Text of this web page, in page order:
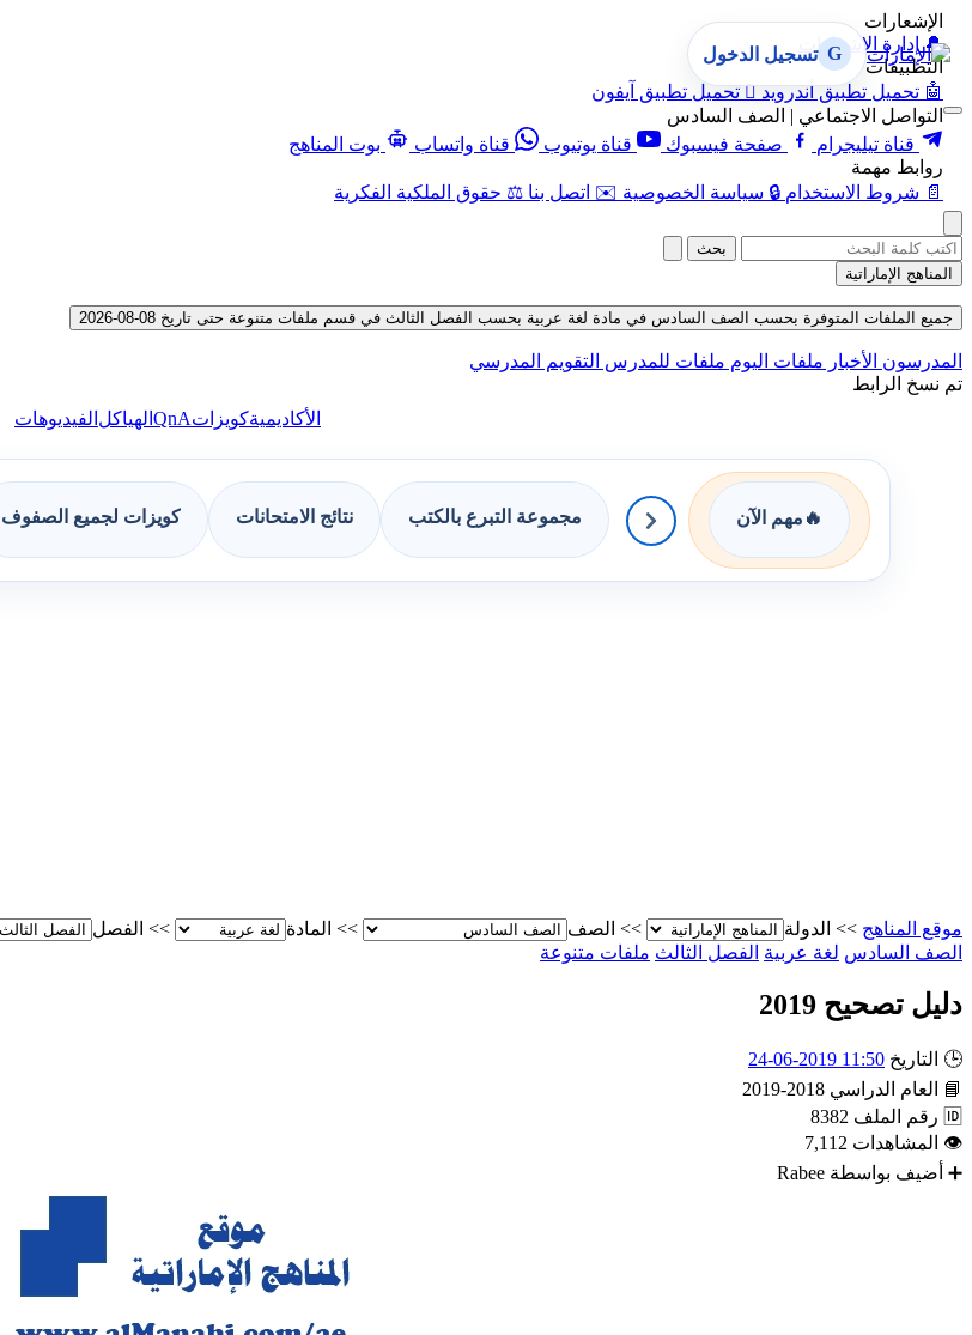
الإشعارات
🔔 إدارة الإشعارات
التطبيقات
🤖 تحميل تطبيق أندرويد  تحميل تطبيق آيفون
التواصل الاجتماعي | الصف السادس
قناة تيليجرام
صفحة فيسبوك قناة يوتيوب قناة واتساب
بوت المناهج
روابط مهمة
📄 شروط الاستخدام 🔒 سياسة الخصوصية ✉️ اتصل بنا ⚖️ حقوق الملكية الفكرية
G تسجيل الدخول
بحث
المناهج الإماراتية
جميع الملفات المتوفرة بحسب الصف السادس في مادة لغة عربية بحسب الفصل الثالث في قسم ملفات متنوعة حتى تاريخ 08-08-2026
المدرسون الأخبار ملفات اليوم ملفات للمدرس التقويم المدرسي
تم نسخ الرابط
الأكاديميةكويزاتQnA الهياكل الفيديوهات
🔥 مهم الآن مجموعة التبرع بالكتب نتائج الامتحانات كويزات لجميع الصفوف
موقع المناهج >> الدولة >> الصف >> المادة >> الفصل
الصف السادس لغة عربية الفصل الثالث ملفات متنوعة
دليل تصحيح 2019
🕒 التاريخ 11:50 2019-06-24
📘
العام الدراسي 2018-2019
🆔 رقم الملف 8382
👁 المشاهدات 7,112
➕ أضيف بواسطة Rabee